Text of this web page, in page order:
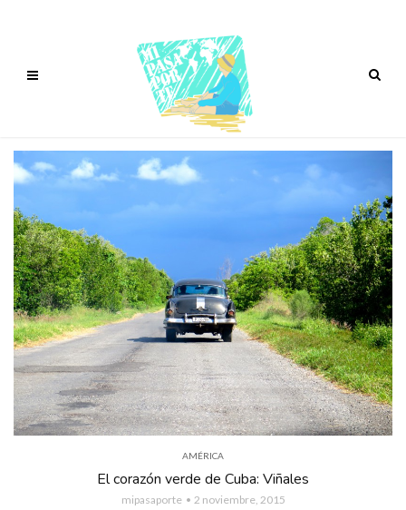
AMÉRICA
El corazón verde de Cuba: Viñales
mipasaporte 2 noviembre, 2015